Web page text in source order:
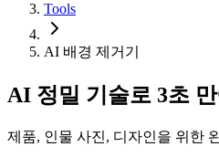
Tools
AI 배경 제거기
AI 정밀 기술로 3초
제품, 인물 사진, 디자인을 위한